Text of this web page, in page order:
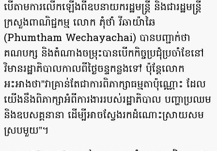
បើតាមការលើកឡើងពីឧបនាយករដ្ឋមន្ត្រី និងជារដ្ឋមន្ត្រី
ក្រសួងពាណិជ្ជកម្ម លោក ភុំថាំ វីឆាយ៉ាឆៃ
(Phumtham Wechayachai) បានបញ្ជាក់ថា
គណបក្ស និងតំណាងចម្រុះបានបើកកិច្ចប្រជុំប្រចាំខែនៅ
វិមានរដ្ឋាភិបាលកាលពីថ្ងៃចន្ទកន្លងទៅ ប៉ុន្តែលោក
អះអាងថា”វាគ្រាន់តែជាការពិភាក្សាធម្មតាប៉ុណ្ណោះ ដែល
យើងនឹងពិភាក្សាអំពីការងាររបស់រដ្ឋាភិបាល បញ្ហាប្រឈម
និងឧបសគ្គនានា ដើម្បីអាចស្វែងរកដំណោះស្រាយសម
ស្របមួយ”។